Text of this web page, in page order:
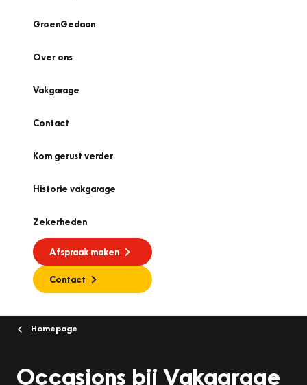
GroenGedaan
Over ons
Vakgarage
Contact
Kom gerust verder
Historie vakgarage
Zekerheden
Afspraak maken
Contact
Homepage
Occasions bij Vakgarage